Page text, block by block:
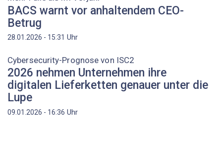
BACS warnt vor anhaltendem CEO-
Betrug
28.01.2026 - 15:31 Uhr
Cybersecurity-Prognose von ISC2
2026 nehmen Unternehmen ihre
digitalen Lieferketten genauer unter die
Lupe
09.01.2026 - 16:36 Uhr